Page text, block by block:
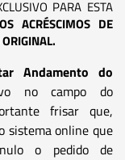
PARA ESTA
ACRÉSCIMOS DE
Andamento do
no campo do
frisar que,
sistema online que
o pedido de